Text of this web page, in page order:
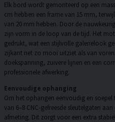
Elk bord wordt gemonteerd op een
cm hebben een frame van 15 mm,
van 20 mm hebben. Door de
zijn vorm in de loop van de tijd. Het
gedrukt, wat een stijlvolle galerielook
zijkant net zo mooi uitziet als van
doekspanning, zuivere lijnen en een
professionele afwerking.
Eenvoudige ophanging
Om het ophangen eenvoudig en
van 6–8 CNC-gefreesde sleutelgaten
afmeting. Dit zorgt voor een extra